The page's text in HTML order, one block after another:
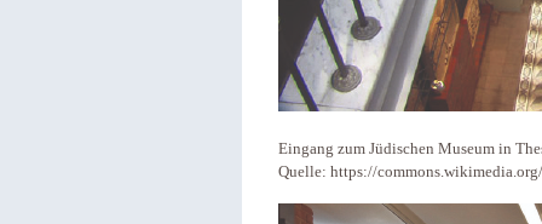
Eingang zum Jüdischen Museum in
Quelle: https://